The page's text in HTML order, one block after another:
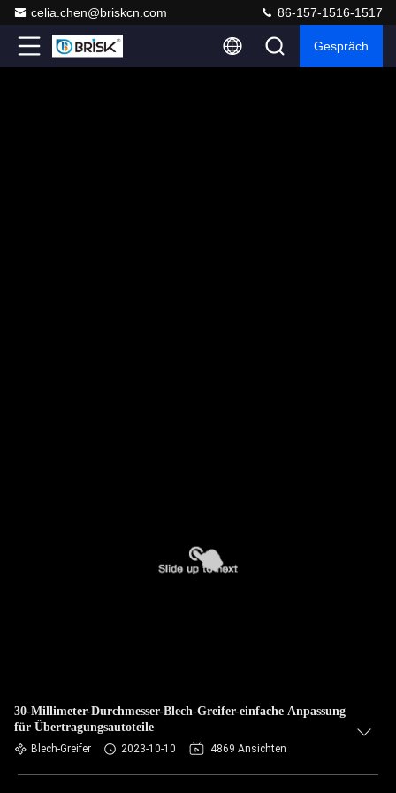
celia.chen@briskcn.com 86-157-1516-1517
Gespräch
30-Millimeter-Durchmesser-Blech-Greifer-einfache Anpassung
für Übertragungsautoteile
Blech-Greifer 2023-10-10 4869 Ansichten